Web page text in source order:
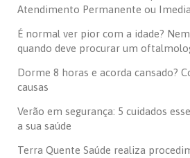
Atendimento Permanente ou
É normal ver pior com a idade?
quando deve procurar um
Dorme 8 horas e acorda cansado?
causas
Verão em segurança: 5 cuidados
a sua saúde
Terra Quente Saúde realiza